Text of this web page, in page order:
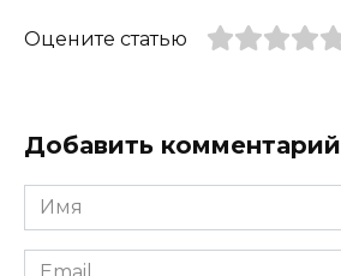
Оцените статью
Добавить комментарий
Имя
*
Email